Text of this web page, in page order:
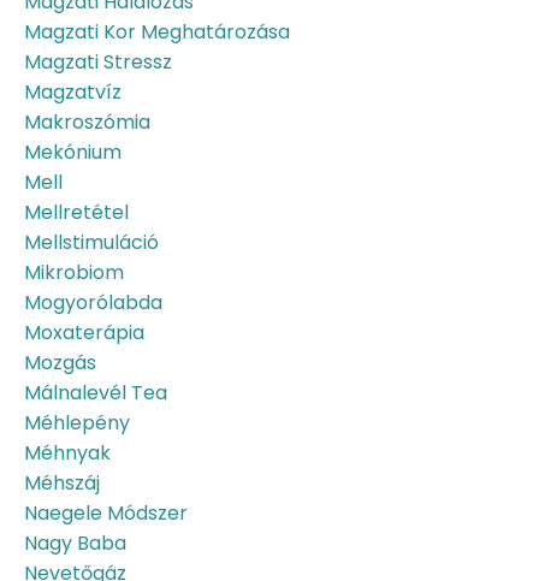
Magzati Kor Meghatározása
Magzati Stressz
Magzatvíz
Makroszómia
Mekónium
Mell
Mellretétel
Mellstimuláció
Mikrobiom
Mogyorólabda
Moxaterápia
Mozgás
Málnalevél Tea
Méhlepény
Méhnyak
Méhszáj
Naegele Módszer
Nagy Baba
Nevetőgáz